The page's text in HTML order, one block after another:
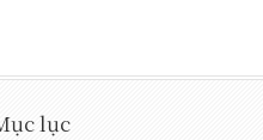
lục